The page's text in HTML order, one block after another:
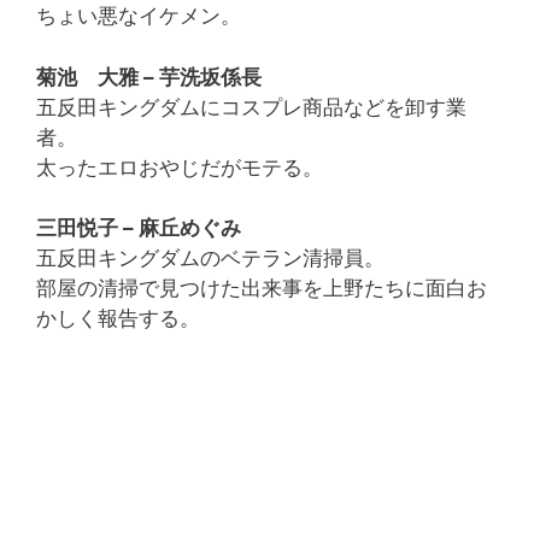
ちょい悪なイケメン。
菊池 大雅 – 芋洗坂係長
五反田キングダムにコスプレ商品などを卸す業
者。
太ったエロおやじだがモテる。
三田悦子 – 麻丘めぐみ
五反田キングダムのベテラン清掃員。
部屋の清掃で見つけた出来事を上野たちに面白お
かしく報告する。